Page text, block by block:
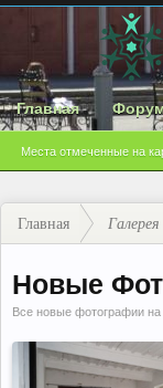
Главная
Места отмеченные на
Главная Галерея
Новые
Все новые фотографии на